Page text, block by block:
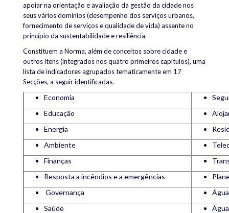
apoiar na orientação e avaliação da gestão da cidade nos
seus vários domínios (desempenho dos serviços urbanos,
fornecimento de serviços e qualidade de vida) assente no
princípio da sustentabilidade e resiliência.
Constituem a Norma, além de conceitos sobre cidade e
outros itens (integrados nos quatro primeiros capítulos), uma
lista de indicadores agrupados tematicamente em 17
Secções, a seguir identificadas.
Economia
Educação
Energia
Ambiente
Finanças
Resposta a incêndios e a emergências
Governança
Saúde